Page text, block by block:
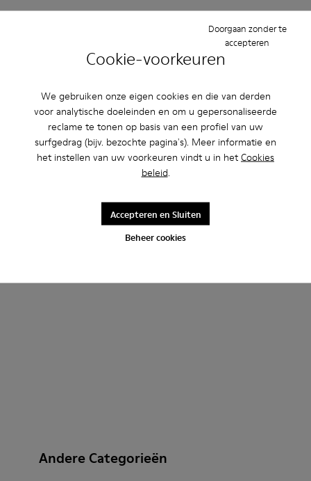
Cookie-voorkeuren
We gebruiken onze eigen cookies en die van derden
voor analytische doeleinden en om u gepersonaliseerde
reclame te tonen op basis van een profiel van uw
surfgedrag (bijv. bezochte pagina's). Meer informatie en
het instellen van uw voorkeuren vindt u in het Cookies
beleid.
Beheer cookies
Doorgaan zonder te
accepteren
Accepteren en Sluiten
Toevoegen
Bill
175 €
Andere Categorieën